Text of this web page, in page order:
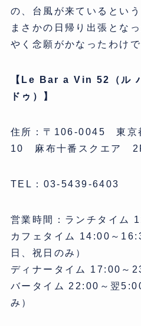
の、台風が来ているとい
まさかの日帰り出張とな
やく念願がかなったわけで
【Le Bar a Vin 52（ル
ドゥ）】
住所：〒106-0045 東京
10 麻布十番スクエア
TEL：03-5439-6403
営業時間：ランチタイ
カフェタイム 14:00～
日、祝日のみ）
ディナータイム 17:00
バータイム 22:00～翌
み）